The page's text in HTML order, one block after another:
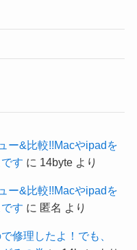
ー&比較!!Macやipadを
す に 14byteより
ー&比較!!Macやipadを
す に 匿名 より
修理したよ！でも、